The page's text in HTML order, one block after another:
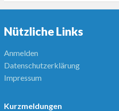
Nützliche Links
Anmelden
Datenschutzerklärung
Impressum
Kurzmeldungen